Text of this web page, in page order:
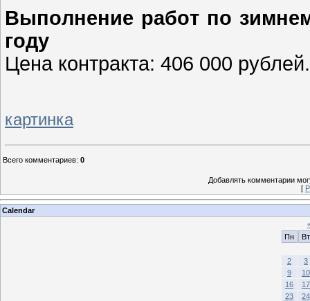
Выпoлнeниe рaбoт пo
году
Цена контракта: 406 000 рублей.
картинка
Всего комментариев: 0
Добавлять комментарии
[
Calendar
Пн
Вт
2
3
9
10
16
17
23
24